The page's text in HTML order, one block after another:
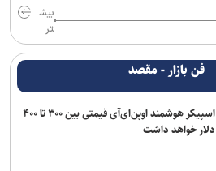
بیش
تر
فن بازار - مقصد
اسپیکر هوشمند اوپن‌ای‌آی قیمتی بین ۳۰۰ تا ۴۰۰
دلار خواهد داشت